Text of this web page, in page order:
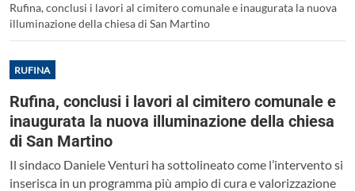
Rufina, conclusi i lavori al cimitero comunale e inaugurata la nuova
illuminazione della chiesa di San Martino
RUFINA
Rufina, conclusi i lavori al cimitero comunale e
inaugurata la nuova illuminazione della chiesa
di San Martino
Il sindaco Daniele Venturi ha sottolineato come l’intervento si
inserisca in un programma più ampio di cura e valorizzazione